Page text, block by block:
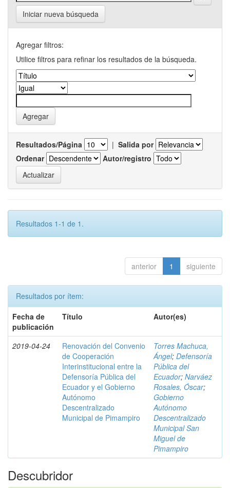
Iniciar nueva búsqueda
Agregar filtros:
Utilice filtros para refinar los resultados de la búsqueda.
Resultados/Página | Salida por
Ordenar
Autor/registro
Resultados 1-1 de 1.
anterior 1 siguiente
Resultados por ítem:
Fecha de
publicación
Título Autor(es)
2019-04-24
Renovación del Convenio
de Cooperación
Interinstitucional entre la
Defensoría Pública del
Ecuador y el Gobierno
Autónomo
Descentralizado
Municipal de Pimampiro
Torres Machuca,
Ángel; Defensoría
Pública del
Ecuador; Narváez
Rosales, Óscar;
Gobierno
Autónomo
Descentralizado
Municipal San
Miguel de
Pimampiro
Descubridor